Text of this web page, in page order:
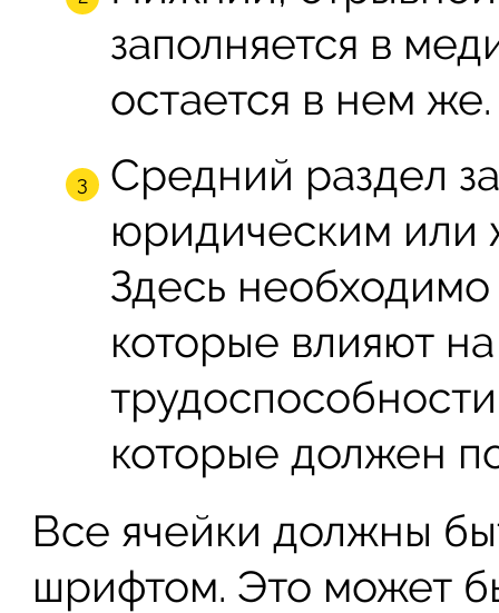
заполняется в
остается в нем же.
Средний раздел
юридическим или
Здесь необходимо
которые влияют
которые должен
Все ячейки должны
шрифтом. Это может